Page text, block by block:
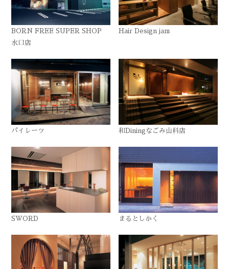
BORN FREE SUPER SHOP
水口店
Hair Design jam
パイレーツ 和Diningなごみ山科店
SWORD まるとしかく